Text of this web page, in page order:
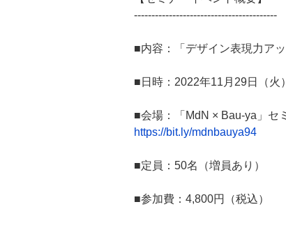
-----------------------------------------
■内容：「デザイン表現力ア
■日時：2022年11月29日（火
■会場：「MdN × Bau-ya」セ
https://bit.ly/mdnbauya94
■定員：50名（増員あり）
■参加費：4,800円（税込）